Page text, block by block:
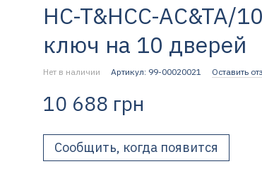
HC-T&HCC-AC&TA/
ключ на 10 дверей
Нет в наличии Артикул: 99-00020021 Оставить
10 688 грн
Сообщить, когда появится